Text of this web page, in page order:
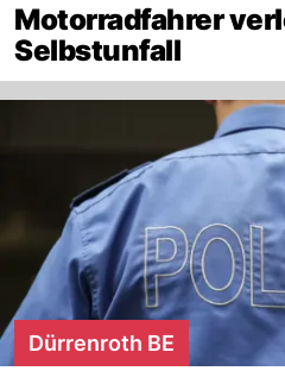
Motorradfahrer
Selbstunfall
Dürrenroth BE